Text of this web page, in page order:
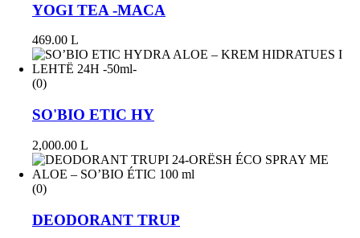
YOGI TEA -MACA
469.00 L
(0)
SO'BIO ETIC HY
2,000.00 L
(0)
DEODORANT TRUP